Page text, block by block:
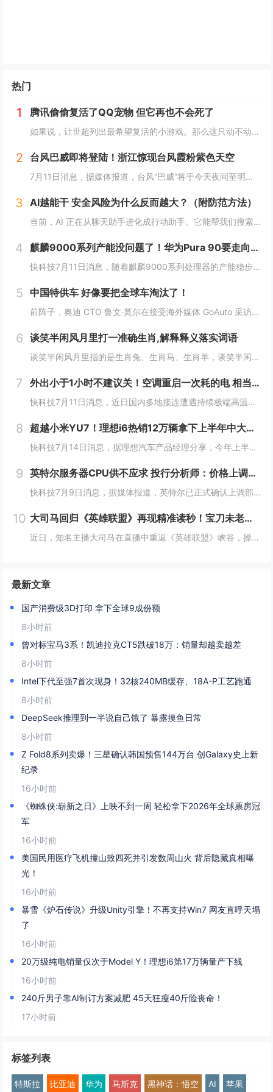
热门
1 腾讯偷偷复活了QQ宠物 但它再也不会死了
如果说，让世超列出最希望复活的小游戏。那么这只动不动就要死，上点班就喊累的胖企鹅，绝对可以排到前列。而就在一个月前，QQ 似乎准备让它回归了。内测上线了全新的 QQ 宠物功能。腾讯偷偷复活了QQ宠物 但它再也不会死了读到这，是不是不少人已经...
2 台风巴威即将登陆！浙江惊现台风霞粉紫色天空
7月11日消息，据媒体报道，台风“巴威”将于今天夜间至明天凌晨在浙江温岭至瑞安一带沿海登陆。中央气象台今天傍晚继续发布台风橙色预警。受台风巴威影响，目前浙江温州洞头风力逐渐增强，当地已发布海浪红色预警，沿海地区防御等级持续提升。值得一提的是...
3 AI越能干 安全风险为什么反而越大？（附防范方法）
当前，AI 正在从聊天助手进化成行动助手。它能帮我们搜索资料、下载软件、运行命令、操作文件，甚至管理账号和邮箱。很多原本需要手动完成的任务，现在只要一句话，AI 就能自动执行。但很多人没有意识到一个问题：当 AI 不再只是“说”，而是开始“...
4 麒麟9000系列产能没问题了！华为Pura 90要走向全球 7月14吉隆坡见
快科技7月11日消息，随着麒麟9000系列处理器的产能稳步释放，华为旗下多款搭载自研旗舰芯片的机型也开始加速向海外市场推进铺货，此前仅在国内市场供应的影像旗舰序列，正式开启大规模出海节奏。现在定位高端旗舰的Pura 90s Pro系列已经率...
5 中国特供车 好像要把全球车淘汰了！
前阵子，奥迪 CTO 鲁文·莫尔在接受海外媒体 GoAuto 采访中说了一句： 一款车型就能满足全球需求的时代，已经过去了。中国特供车 好像要把全球车淘汰了！这句话我觉得说的很对，但不知道是他本人还是媒体的转述出了偏差，反正后面听起来就挺...
6 谈笑半闲风月里打一准确生肖,解释释义落实词语
谈笑半闲风月里指的是生肖兔、生肖马、生肖羊，谈笑半闲风月里在十二生肖中代表的是生肖兔、马、羊、猴，这句古语描绘的是一种闲适自在的生活态度，暗喻人在纷扰中保持从容的心境，从命理角度看，与这种意境契合的生肖往往具备豁达、灵动的性格特质，以下将围...
7 外出小于1小时不建议关！空调重启一次耗的电 相当于连续开30分钟
快科技7月11日消息，近日国内多地接连遭遇持续极端高温，连日炙烤的晴热天气下，空调成了绝大多数家庭消暑纳凉的刚需家电，日常使用时长被拉到全年峰值。针对不少人短时间外出就随手关掉空调的习惯，相关家电领域的专家特意给出了更合理的用能建议，如果外...
8 超越小米YU7！理想i6热销12万辆拿下上半年中大型SUV销冠
快科技7月14日消息，据理想汽车产品经理分享，今年上半年，理想i6销量已突破12万辆，成功超越小米YU7、方程豹钛7拿下中大型SUV榜冠军。作为理想推出的第三款纯电车，i6确实承担着重担，同时也不负使命，连续3个月月销破2万台，是20万几仅...
9 英特尔服务器CPU供不应求 投行分析师：价格上调也不会对需求造成影响
快科技7月9日消息，据媒体报道，英特尔已正式确认上调部分消费级与服务器CPU价格，涨幅因产品线而异。消费级处理器涨价幅度在30至50美元之间，而数据中心级产品则高达数百甚至上千美元。官方解释称，此次调价主要受供应链成本上升及需求持续超过供应...
10 大司马回归《英雄联盟》再现精准读秒！宝刀未老惊到小司马
近日，知名主播大司马在直播中重返《英雄联盟》峡谷，操刀皇子进行排位对局。在比赛过程中，他再次展现了曾经让玩家津津乐道的招牌技巧——“精准读秒”，凭借经验判断在没有任何视野信息的情况下，准确预判敌方打野剑圣的位置，引发直播间热议。大司马回归《...
最新文章
国产消费级3D打印 拿下全球9成份额
8小时前
曾对标宝马3系！凯迪拉克CT5跌破18万：销量却越卖越差
8小时前
Intel下代至强7首次现身！32核240MB缓存、18A-P工艺跑通
8小时前
DeepSeek推理到一半说自己饿了 暴露摸鱼日常
8小时前
Z Fold8系列卖爆！三星确认韩国预售144万台 创Galaxy史上新
纪录
16小时前
《蜘蛛侠:崭新之日》上映不到一周 轻松拿下2026年全球票房冠
军
16小时前
美国民用医疗飞机撞山致四死并引发数周山火 背后隐藏真相曝
光！
16小时前
暴雪《炉石传说》升级Unity引擎！不再支持Win7 网友直呼天塌
了
16小时前
20万级纯电销量仅次于Model Y！理想i6第17万辆量产下线
16小时前
240斤男子靠AI制订方案减肥 45天狂瘦40斤险丧命！
17小时前
标签列表
特斯拉 比亚迪 华为 马斯克 黑神话：悟空 AI 苹果